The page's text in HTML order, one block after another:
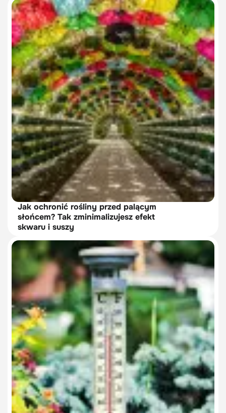
Jak ochronić rośliny przed palącym
słońcem? Tak zminimalizujesz efekt
skwaru i suszy